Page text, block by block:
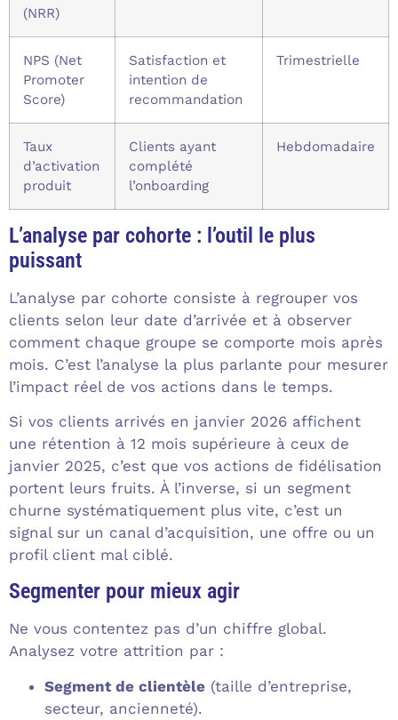
(NRR)
NPS (Net
Promoter
Score)
Satisfaction et
intention de
recommandation
Trimestrielle
Taux
d’activation
produit
Clients ayant
complété
l’onboarding
Hebdomadaire
L’analyse par cohorte : l’outil le plus
puissant
L’analyse par cohorte consiste à regrouper vos
clients selon leur date d’arrivée et à observer
comment chaque groupe se comporte mois après
mois. C’est l’analyse la plus parlante pour mesurer
l’impact réel de vos actions dans le temps.
Si vos clients arrivés en janvier 2026 affichent
une rétention à 12 mois supérieure à ceux de
janvier 2025, c’est que vos actions de fidélisation
portent leurs fruits. À l’inverse, si un segment
churne systématiquement plus vite, c’est un
signal sur un canal d’acquisition, une offre ou un
profil client mal ciblé.
Segmenter pour mieux agir
Ne vous contentez pas d’un chiffre global.
Analysez votre attrition par :
Segment de clientèle (taille d’entreprise,
secteur, ancienneté).